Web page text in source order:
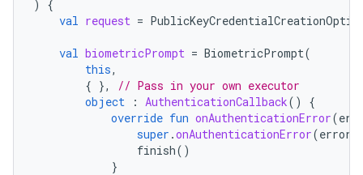
)
{
val request =
val biometricPrompt = BiometricPrompt(
this,
{ },
// Pass in your own executor
object
: AuthenticationCallback()
{
override fun onAuthenticationError(
super .onAuthenticationError(
finish()
}